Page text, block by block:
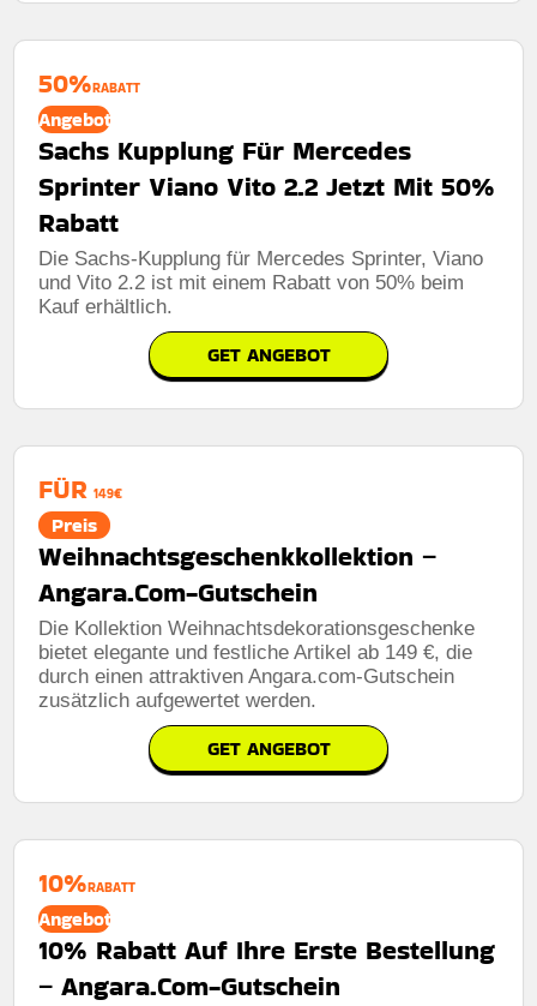
50%RABATT
Angebot
Sachs Kupplung Für Mercedes
Sprinter Viano Vito 2.2 Jetzt Mit 50%
Rabatt
Die Sachs-Kupplung für Mercedes Sprinter, Viano
und Vito 2.2 ist mit einem Rabatt von 50% beim
Kauf erhältlich.
GET ANGEBOT
FÜR 149€
Preis
Weihnachtsgeschenkkollektion –
Angara.Com-Gutschein
Die Kollektion Weihnachtsdekorationsgeschenke
bietet elegante und festliche Artikel ab 149 €, die
durch einen attraktiven Angara.com-Gutschein
zusätzlich aufgewertet werden.
GET ANGEBOT
10%RABATT
Angebot
10% Rabatt Auf Ihre Erste Bestellung
– Angara.Com-Gutschein